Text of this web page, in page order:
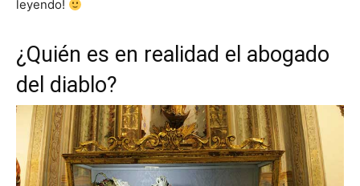
leyendo!
¿Quién es en realidad el abogado
del diablo?